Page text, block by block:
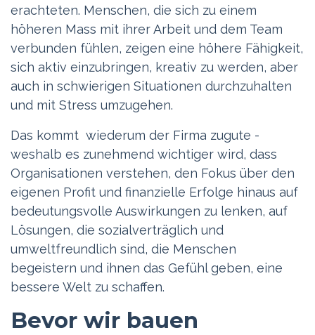
erachteten. Menschen, die sich zu einem
höheren Mass mit ihrer Arbeit und dem Team
verbunden fühlen, zeigen eine höhere Fähigkeit,
sich aktiv einzubringen, kreativ zu werden, aber
auch in schwierigen Situationen durchzuhalten
und mit Stress umzugehen.
Das kommt wiederum der Firma zugute -
weshalb es zunehmend wichtiger wird, dass
Organisationen verstehen, den Fokus über den
eigenen Profit und finanzielle Erfolge hinaus auf
bedeutungsvolle Auswirkungen zu lenken, auf
Lösungen, die sozialverträglich und
umweltfreundlich sind, die Menschen
begeistern und ihnen das Gefühl geben, eine
bessere Welt zu schaffen.
Bevor wir bauen